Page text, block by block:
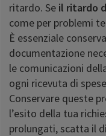
ritardo. Se il ritardo
come per problemi
È essenziale
documentazione
le comunicazioni
ogni ricevuta di
Conservare queste
l’esito della tua
prolungati, scatta il